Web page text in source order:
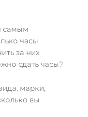
самым
часы
за них
сдать часы?
марки,
вы